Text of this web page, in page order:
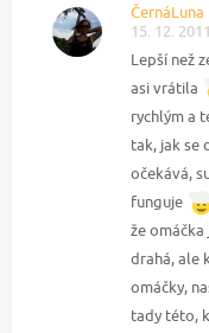
ČernáLuna
15. 12.
Lepší než
asi vrátila
rychlým a
tak, jak se
očekává,
funguje
že omáčka
drahá, ale
omáčky,
tady této,